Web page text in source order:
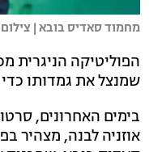
מחמוד סאדיס בובא |
הפוליטיקה הניגרית
שמנצל את גמדותו כדי לעבור כאיש
בימים האחרונים,
אוזניה לבנה, מצהיר